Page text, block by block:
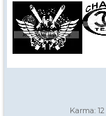
Karma: 12